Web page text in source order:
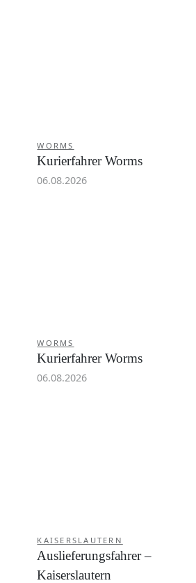
WORMS
Kurierfahrer Worms
06.08.2026
WORMS
Kurierfahrer Worms
06.08.2026
KAISERSLAUTERN
Auslieferungsfahrer –
Kaiserslautern